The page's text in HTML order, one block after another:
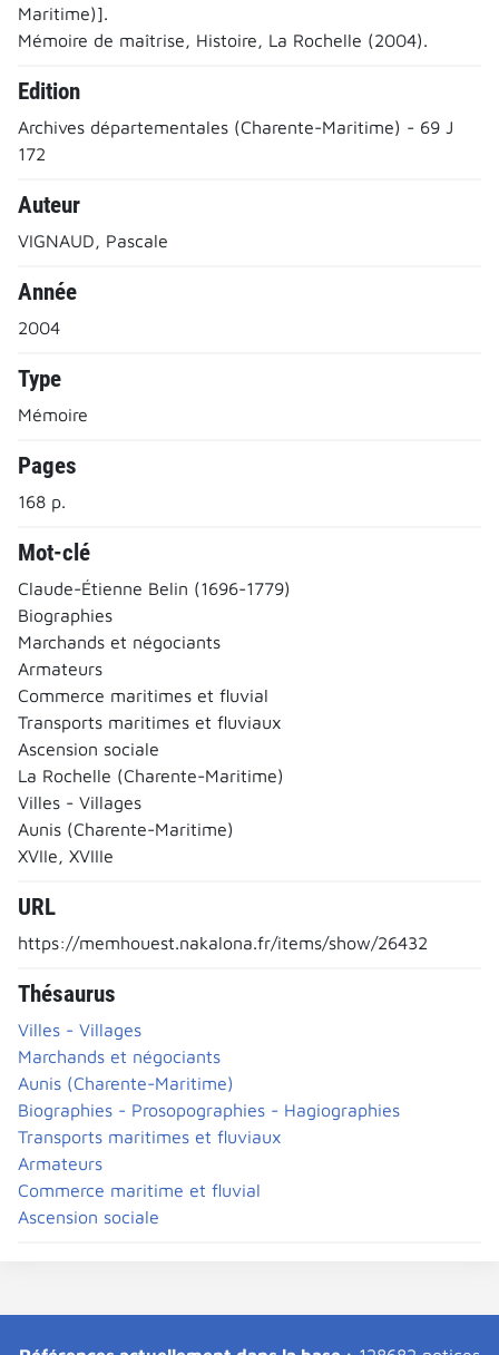
Maritime)].
Mémoire de maîtrise, Histoire, La Rochelle (2004).
Edition
Archives départementales (Charente-Maritime) - 69 J
172
Auteur
VIGNAUD, Pascale
Année
2004
Type
Mémoire
Pages
168 p.
Mot-clé
Claude-Étienne Belin (1696-1779)
Biographies
Marchands et négociants
Armateurs
Commerce maritimes et fluvial
Transports maritimes et fluviaux
Ascension sociale
La Rochelle (Charente-Maritime)
Villes - Villages
Aunis (Charente-Maritime)
XVIIe, XVIIIe
URL
https://memhouest.nakalona.fr/items/show/26432
Thésaurus
Villes - Villages
Marchands et négociants
Aunis (Charente-Maritime)
Biographies - Prosopographies - Hagiographies
Transports maritimes et fluviaux
Armateurs
Commerce maritime et fluvial
Ascension sociale